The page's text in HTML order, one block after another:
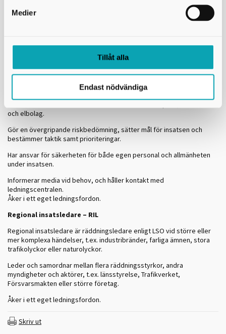
Medier
Tillåt alla
Endast nödvändiga
Ansvarar för egen personals säkerhet och ser till att arbetet sker
enligt gällande rutiner och lagar.
Insatsledare – IL
En insatsledare är ofta formell räddningsledare enligt Lagen om
skydd mot olyckor (LSO), vilket innebär ett juridiskt ansvar för
insatsen.
och elbolag.
Gör en övergripande riskbedömning, sätter mål för insatsen och
bestämmer taktik samt prioriteringar.
Har ansvar för säkerheten för både egen personal och allmänheten
under insatsen.
Informerar media vid behov, och håller kontakt med
ledningscentralen.
Åker i ett eget ledningsfordon.
Regional insatsledare – RIL
Regional insatsledare är räddningsledare enligt LSO vid större eller
mer komplexa händelser, t.ex. industribränder, farliga ämnen, stora
trafikolyckor eller naturolyckor.
Leder och samordnar mellan flera räddningsstyrkor, andra
myndigheter och aktörer, t.ex. länsstyrelse, Trafikverket,
Försvarsmakten eller större företag.
Åker i ett eget ledningsfordon.
Skriv ut